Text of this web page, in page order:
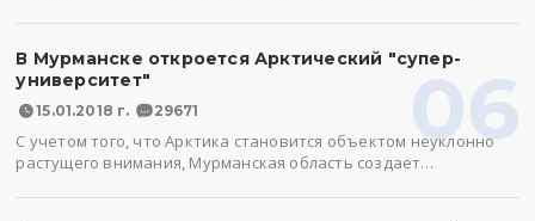
06
В Мурманске откроется Арктический "супер-
университет"
15.01.2018 г. 29671
С учетом того, что Арктика становится объектом неуклонно
растущего внимания, Мурманская область создает…